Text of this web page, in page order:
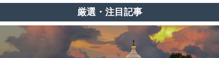
厳選・注目記事